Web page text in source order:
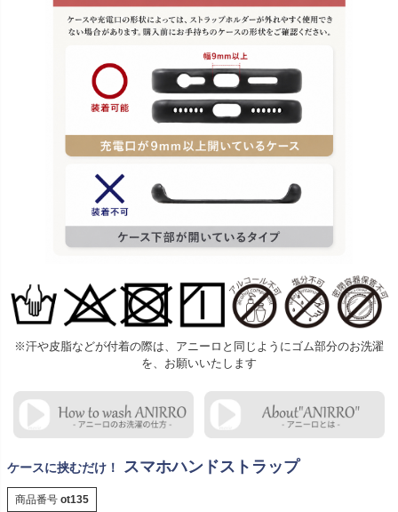
※汗や皮脂などが付着の際は、アニーロと同じようにゴム部分のお洗濯
を、お願いいたします
ケースに挟むだけ！ スマホハンドストラップ
商品番号 ot135